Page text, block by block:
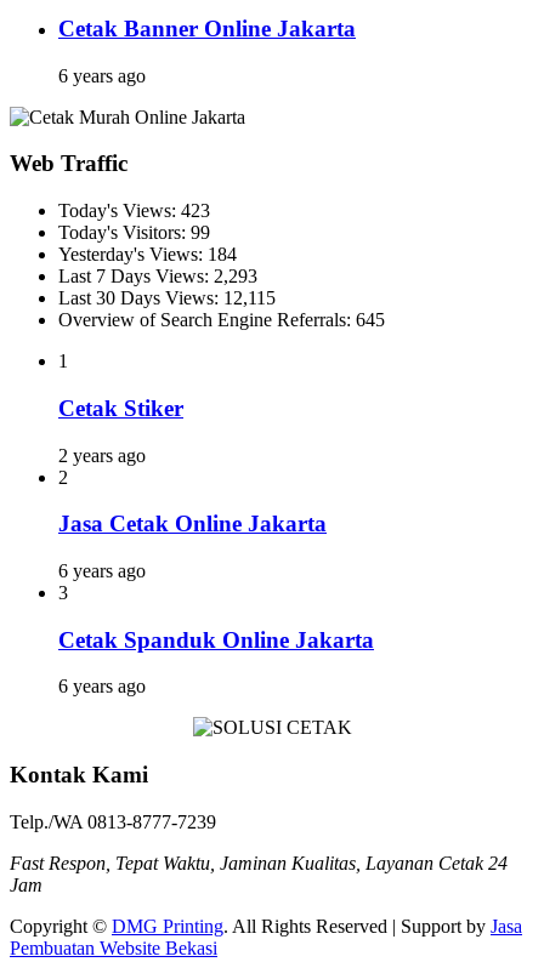
Cetak Banner Online Jakarta
6 years ago
Web Traffic
Today's Views: 423
Today's Visitors: 99
Yesterday's Views: 184
Last 7 Days Views: 2,293
Last 30 Days Views: 12,115
Overview of Search Engine Referrals: 645
1
Cetak Stiker
2 years ago
2
Jasa Cetak Online Jakarta
6 years ago
3
Cetak Spanduk Online Jakarta
6 years ago
Kontak Kami
Telp./WA 0813-8777-7239
Fast Respon, Tepat Waktu, Jaminan Kualitas, Layanan Cetak 24
Jam
Copyright © DMG Printing. All Rights Reserved | Support by Jasa
Pembuatan Website Bekasi